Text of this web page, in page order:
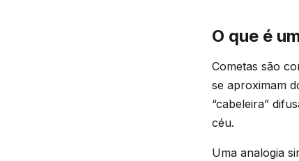
O que é
Cometas são
se aproximam
“cabeleira”
céu.
Uma analogia